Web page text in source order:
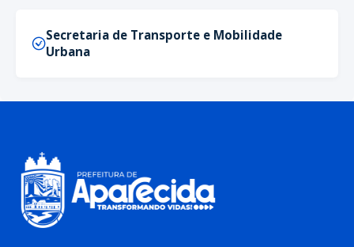
Secretaria de Transporte e Mobilidade
Urbana